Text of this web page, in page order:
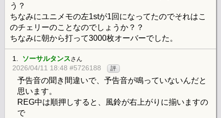
う？
ちなみにユニメモの左1stが1回になってたのでそれはこ
のチェリーのことなのでしょうか？？
ちなみに朝から打って3000枚オーバーでした。
1. ソーサルタンスさん
2026/04/11 18:48 #5726188 評
予告音の聞き間違いで、予告音が鳴っていないんだと
思います。
REG中は順押しすると、風鈴が右上がりに揃いますの
で